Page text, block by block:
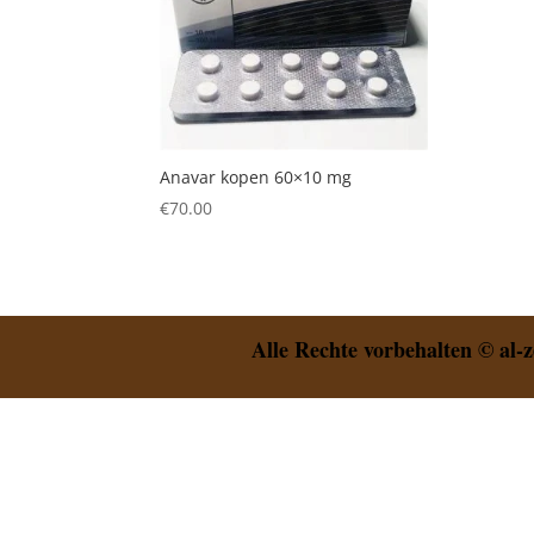
Anavar kopen 60×10 mg
€70.00
Alle Rechte vorbehalten © al-